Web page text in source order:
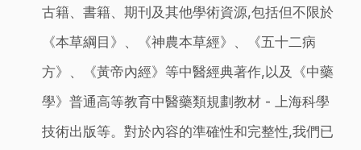
古籍、書籍、期刊及其他學術資源,包括但不限於
《本草綱目》、《神農本草經》、《五十二病
方》、《黃帝內經》等中醫經典著作,以及《中藥
學》普通高等教育中醫藥類規劃教材 - 上海科學
技術出版等。對於內容的準確性和完整性,我們已